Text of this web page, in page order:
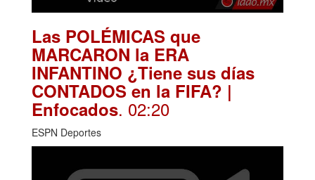
Las POLÉMICAS que
MARCARON la ERA
INFANTINO ¿Tiene sus días
CONTADOS en la FIFA? |
Enfocados. 02:20
ESPN Deportes